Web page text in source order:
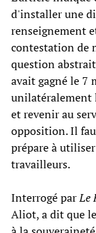
d'installer une
renseignement
contestation de
question
avait gagné le 7
unilatéralement
et revenir au
opposition. Il
prépare à
travailleurs.
Interrogé parLe
Aliot, a dit que